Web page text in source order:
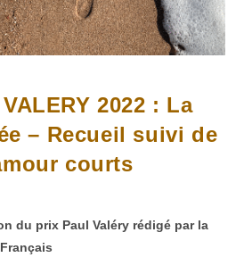
2022 : La
– Recueil suivi de
courts
du prix Paul Valéry rédigé par la